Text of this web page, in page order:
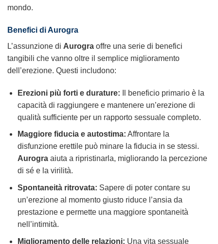
mondo.
Benefici di Aurogra
L’assunzione di Aurogra offre una serie di benefici
tangibili che vanno oltre il semplice miglioramento
dell’erezione. Questi includono:
Erezioni più forti e durature: Il beneficio primario è la
capacità di raggiungere e mantenere un’erezione di
qualità sufficiente per un rapporto sessuale completo.
Maggiore fiducia e autostima: Affrontare la
disfunzione erettile può minare la fiducia in se stessi.
Aurograaiuta a ripristinarla, migliorando la percezione
di sé e la virilità.
Spontaneità ritrovata: Sapere di poter contare su
un’erezione al momento giusto riduce l’ansia da
prestazione e permette una maggiore spontaneità
nell’intimità.
Miglioramento delle relazioni: Una vita sessuale